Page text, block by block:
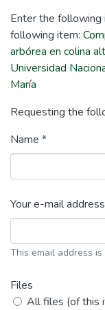
Enter the following
following item:
arbórea en colina
Universidad
María
Requesting the
Name *
Your e-mail
This email address
Files
All files (of this